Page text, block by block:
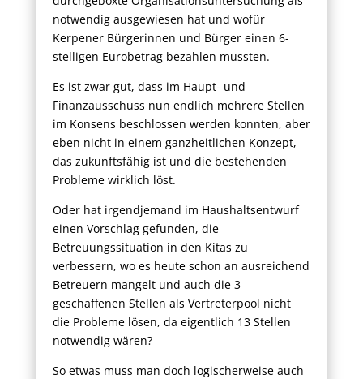
notwendig ausgewiesen hat und wofür
Kerpener Bürgerinnen und Bürger einen 6-
stelligen Eurobetrag bezahlen mussten.
Es ist zwar gut, dass im Haupt- und
Finanzausschuss nun endlich mehrere Stellen
im Konsens beschlossen werden konnten, aber
eben nicht in einem ganzheitlichen Konzept,
das zukunftsfähig ist und die bestehenden
Probleme wirklich löst.
Oder hat irgendjemand im Haushaltsentwurf
einen Vorschlag gefunden, die
Betreuungssituation in den Kitas zu
verbessern, wo es heute schon an ausreichend
Betreuern mangelt und auch die 3
geschaffenen Stellen als Vertreterpool nicht
die Probleme lösen, da eigentlich 13 Stellen
notwendig wären?
So etwas muss man doch logischerweise auch